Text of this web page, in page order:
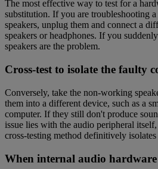
The most effective way to test for a
substitution. If you are troubleshooting
speakers, unplug them and connect a
speakers or headphones. If you
speakers are the problem.
Cross-test to isolate the faulty
Conversely, take the non-working
them into a different device, such as a
computer. If they still don't produce
issue lies with the audio peripheral
cross-testing method definitively
When internal audio